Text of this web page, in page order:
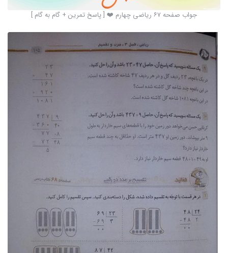
جواب صفحه ۶۷ ریاضی چهارم ❤️ [ پاسخ تمرین + گام به گام ]